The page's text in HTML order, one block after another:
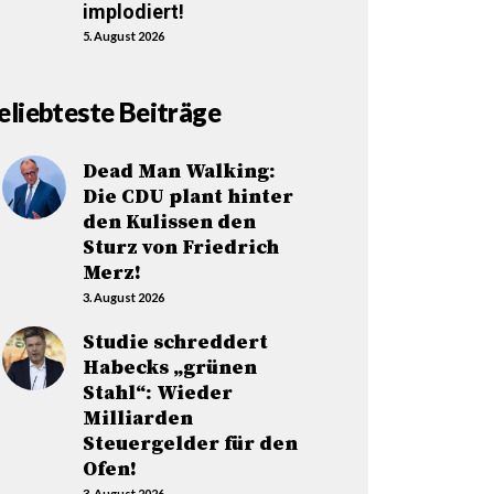
implodiert!
5. August 2026
Beiträge
Dead Man Walking:
Die CDU plant hinter
den Kulissen den
Sturz von Friedrich
Merz!
3. August 2026
Studie schreddert
Habecks „grünen
Stahl“: Wieder
Milliarden
Steuergelder für den
Ofen!